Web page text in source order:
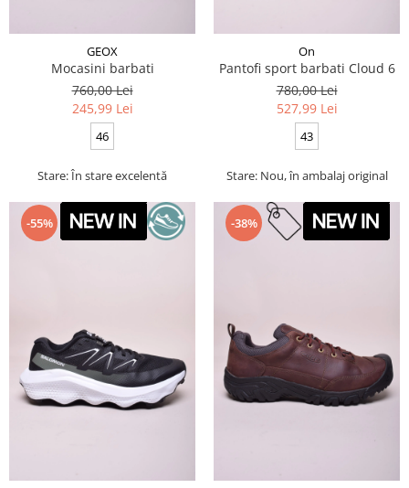
GEOX
Mocasini barbati
760,00 Lei
245,99 Lei
46
Stare: În stare excelentă
On
Pantofi sport barbati Cloud 6
780,00 Lei
527,99 Lei
43
Stare: Nou, în ambalaj original
-55% -38%